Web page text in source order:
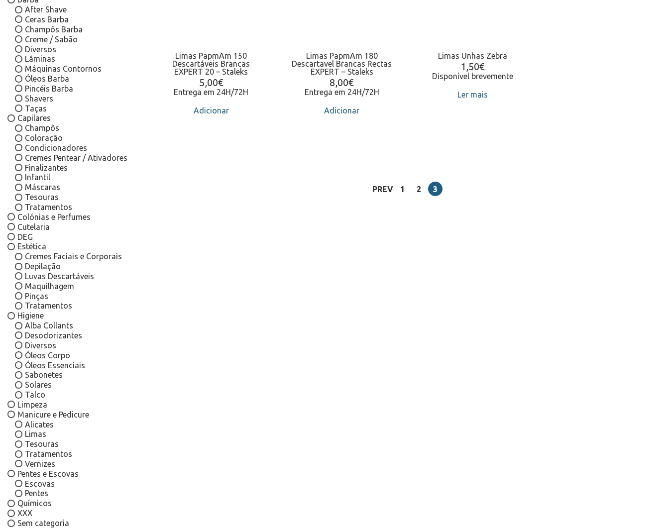
Limas PapmAm 150
Descartáveis Brancas
EXPERT 20 – Staleks
5,00€
Entrega em 24H/72H
Adicionar
Limas PapmAm 180
Descartavel Brancas Rectas
EXPERT – Staleks
8,00€
Entrega em 24H/72H
Adicionar
Limas Unhas Zebra
1,50€
Disponível brevemente
Ler mais
PREV 1 2 3
After Shave
Ceras Barba
Champôs Barba
Creme / Sabão
Diversos
Lâminas
Máquinas Contornos
Óleos Barba
Pincéis Barba
Shavers
Taças
Capilares
Champôs
Coloração
Condicionadores
Cremes Pentear / Ativadores
Finalizantes
Infantil
Máscaras
Tesouras
Tratamentos
Colónias e Perfumes
Cutelaria
DEG
Estética
Cremes Faciais e Corporais
Depilação
Luvas Descartáveis
Maquilhagem
Pinças
Tratamentos
Higiene
Alba Collants
Desodorizantes
Diversos
Óleos Corpo
Óleos Essenciais
Sabonetes
Solares
Talco
Limpeza
Manicure e Pedicure
Alicates
Limas
Tesouras
Tratamentos
Vernizes
Pentes e Escovas
Escovas
Pentes
Químicos
XXX
Sem categoria